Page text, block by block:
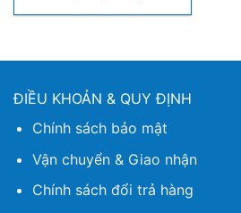
ĐIỀU KHOẢN & QUY ĐỊNH
Chính sách bảo mật
Vận chuyển & Giao nhận
Chính sách đổi trả hàng